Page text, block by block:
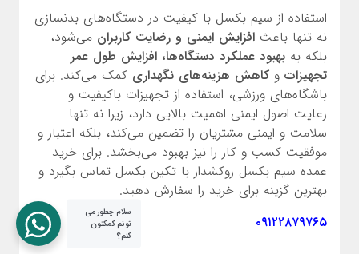
استفاده از سیم بکسل با کیفیت در دستگاه‌های بدنسازی
نه تنها باعث افزایش ایمنی و رضایت کاربران می‌شود،
بلکه به بهبود عملکرد دستگاه‌ها، افزایش طول عمر
تجهیزات و کاهش هزینه‌های نگهداری کمک می‌کند. برای
باشگاه‌های ورزشی، استفاده از تجهیزات باکیفیت و
رعایت اصول ایمنی اهمیت بالایی دارد، زیرا نه تنها
سلامت و ایمنی مشتریان را تضمین می‌کند، بلکه اعتبار و
موفقیت کسب و کار را نیز بهبود می‌بخشد. برای خرید
عمده سیم بکسل روکشدار با تکین بکسل تماس بگیرد و
بهترین گزینه برای خرید را سفارش دهید.
۰۹۱۲۲۸۷۹۷۶۵
سلام چطور می
تونم کمکتون
کنم؟